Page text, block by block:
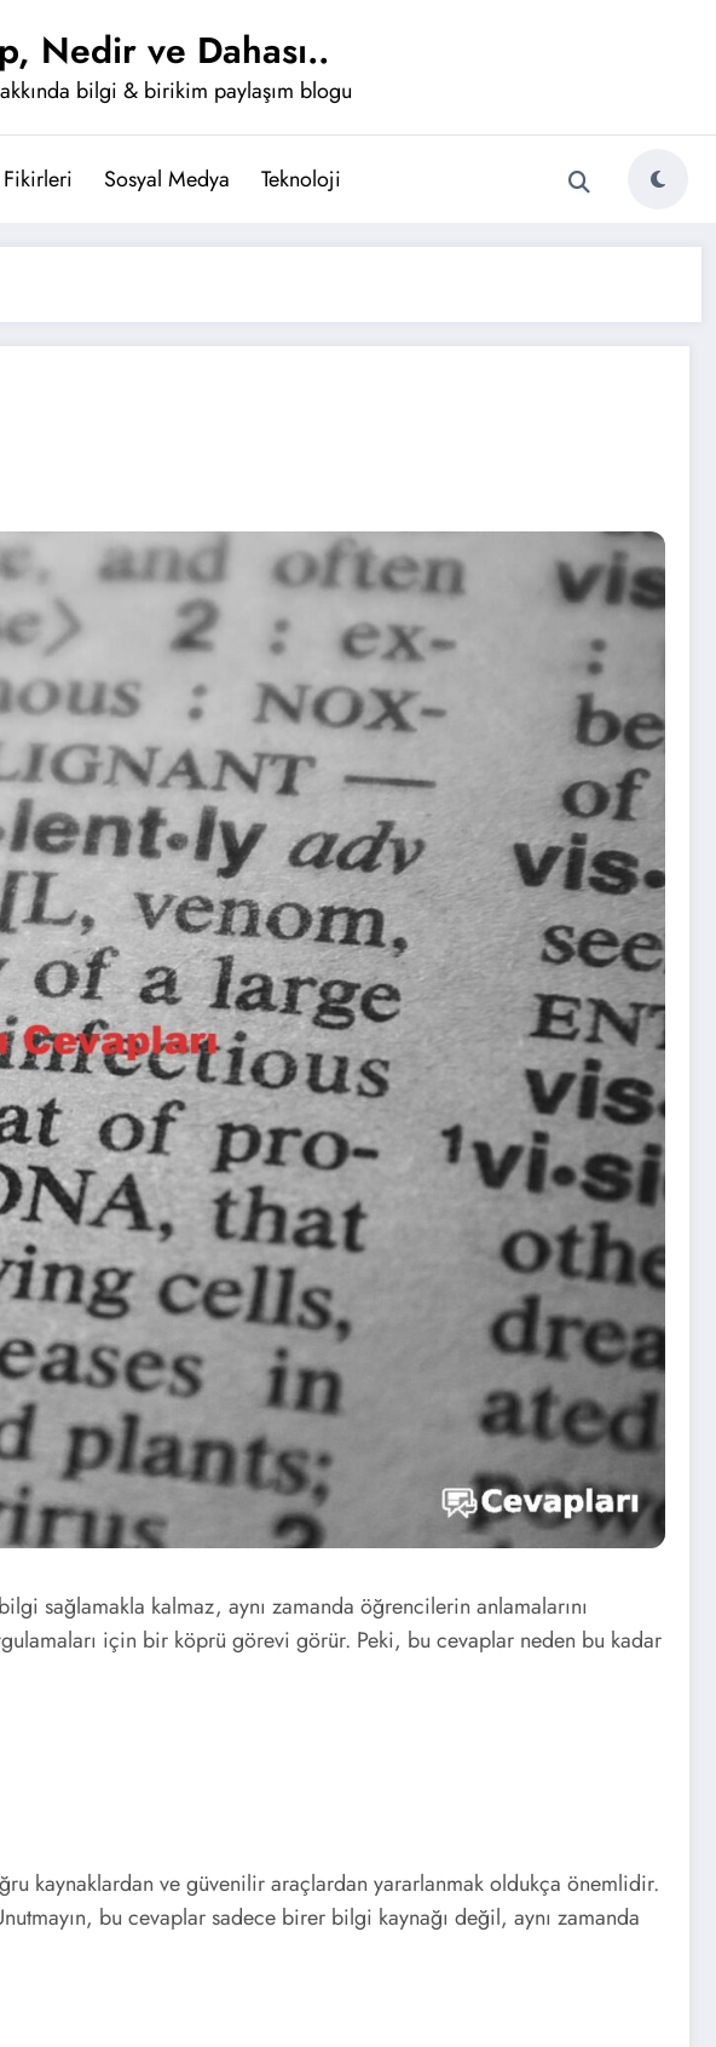
Nedir ve Dahası..
bilgi & birikim paylaşım blogu
Fikirleri Sosyal Medya Teknoloji
sağlamakla kalmaz, aynı zamanda öğrencilerin anlamalarını
için bir köprü görevi görür. Peki, bu cevaplar neden bu kadar
kaynaklardan ve güvenilir araçlardan yararlanmak oldukça önemlidir.
bu cevaplar sadece birer bilgi kaynağı değil, aynı zamanda